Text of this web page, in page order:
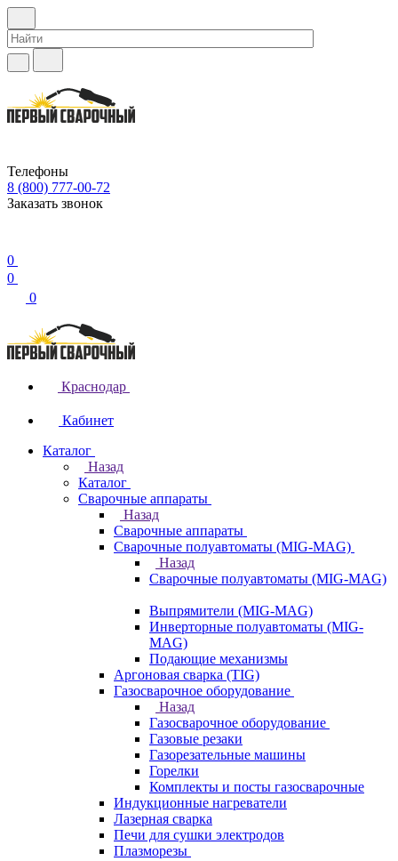
Телефоны
8 (800) 777-00-72
Заказать звонок
0
0
0
Краснодар
Кабинет
Каталог
Назад
Каталог
Сварочные аппараты
Назад
Сварочные аппараты
Сварочные полуавтоматы (MIG-MAG)
Назад
Сварочные полуавтоматы (MIG-MAG)
Выпрямители (MIG-MAG)
Инверторные полуавтоматы (MIG-
MAG)
Подающие механизмы
Аргоновая сварка (TIG)
Газосварочное оборудование
Назад
Газосварочное оборудование
Газовые резаки
Газорезательные машины
Горелки
Комплекты и посты газосварочные
Индукционные нагреватели
Лазерная сварка
Печи для сушки электродов
Плазморезы